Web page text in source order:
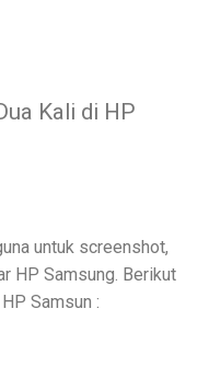
Kali di HP
untuk screenshot,
HP Samsung. Berikut
Samsun :